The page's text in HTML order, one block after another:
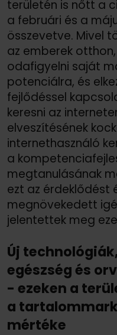
területén is nőtt a
a februári és a
összevetve. Mivel
az emberek
odafigyelni saját
potenciálra, és
fejlődéssel
keresni az
elveszítésének
internethasználó
a
megtanulásának
ezt az érdeklődést
megnövekedett
jelentettek meg
Új
egészség és
- ezeken a
a
mértéke